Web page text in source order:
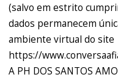
(salvo em estrito
dados permanecem
ambiente virtual do site
https://
A PH DOS SANTOS